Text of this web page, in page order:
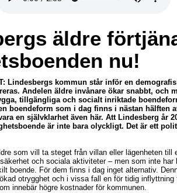
äldre
nu!
Lindesbergs kommun står inför en
Andelen äldre invånare ökar snabbt, och
tillgängliga och socialt inriktade
boendeform som i dag finns i nästan hälften
en självklarhet även här. Att Lindesberg år
är inte bara olyckligt. Det är ett
som vill ta steget från villan eller lägenheten till
och sociala aktiviteter – men som inte har
boende. För dem finns i dag inget alternativ.
otrygghet och i vissa fall en för tidig inflyttning
innebär högre kostnader för kommunen.